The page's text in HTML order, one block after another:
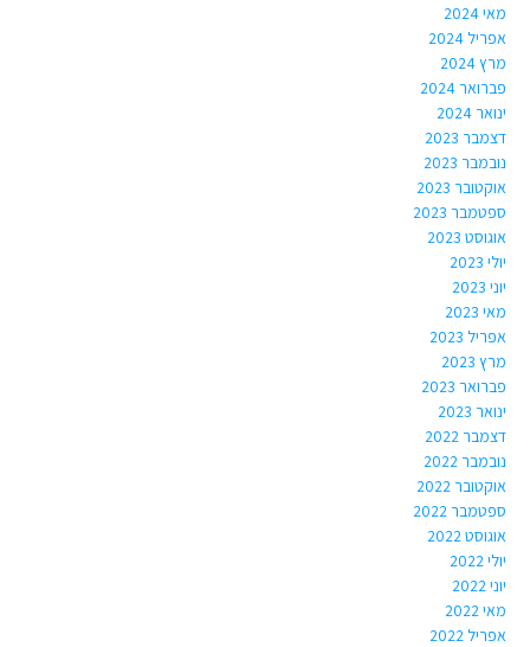
מאי 2024
אפריל 2024
מרץ 2024
פברואר 2024
ינואר 2024
דצמבר 2023
נובמבר 2023
אוקטובר 2023
ספטמבר 2023
אוגוסט 2023
יולי 2023
יוני 2023
מאי 2023
אפריל 2023
מרץ 2023
פברואר 2023
ינואר 2023
דצמבר 2022
נובמבר 2022
אוקטובר 2022
ספטמבר 2022
אוגוסט 2022
יולי 2022
יוני 2022
מאי 2022
אפריל 2022